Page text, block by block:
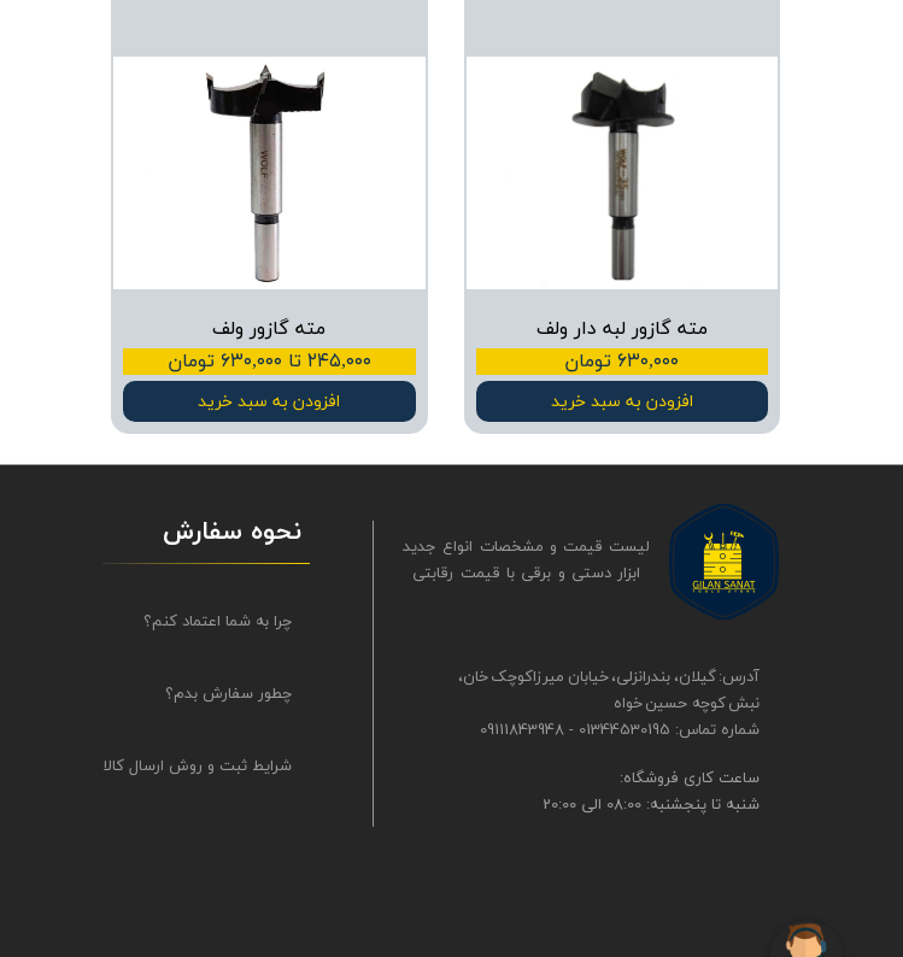
مته گازور لبه دار ولف
۶۳۰,۰۰۰ تومان
افزودن به سبد خرید
مته گازور ولف
۲۴۵,۰۰۰ تا ۶۳۰,۰۰۰ تومان
افزودن به سبد خرید
​​ساعت کاری فروشگاه:
شنبه تا پنجشنبه: 08:00 الی 20:00
آدرس: گیلان، بندرانزلی، خیابان میرزاکوچک خان،
نبش کوچه حسین خواه
شماره تماس: 01344530195 - 09111843948
لیست قیمت و مشخصات انواع جدید
ابزار دستی و برقی ​​​​​​​با قیمت رقابتی
نحوه سفارش
چرا به شما اعتماد کنم؟
چطور سفارش بدم؟
شرایط ثبت و روش ارسال کالا